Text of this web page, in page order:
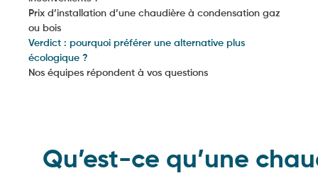
Prix d’installation d’une chaudière à condensation gaz
ou bois
Verdict : pourquoi préférer une alternative plus
écologique ?
Nos équipes répondent à vos questions
Qu’est-ce qu’une